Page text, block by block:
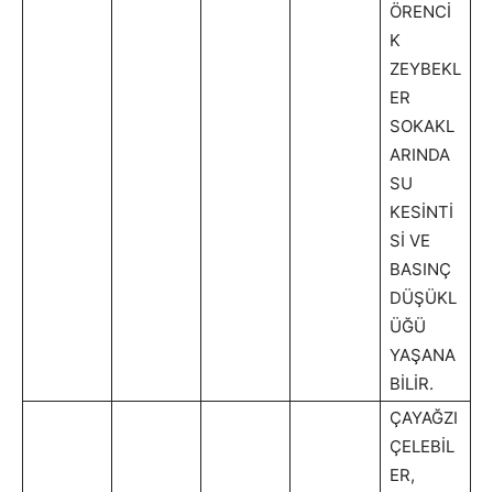
ÖRENCİ
K
ZEYBEKL
ER
SOKAKL
ARINDA
SU
KESİNTİ
Sİ VE
BASINÇ
DÜŞÜKL
ÜĞÜ
YAŞANA
BİLİR.
ÇAYAĞZI
ÇELEBİL
ER,